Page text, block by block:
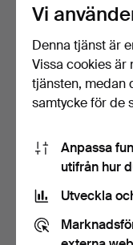
COGNACSKUPOR,
Theresienthal,
Klubbades 24 apr 2026
1 bud
22 USD
Vi
Denna tjänst är
Vissa cookies
tjänsten, medan
samtycke för de
Anpassa
utifrån hur
Utveckla